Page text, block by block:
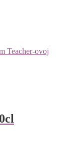
Teacher-ovoj